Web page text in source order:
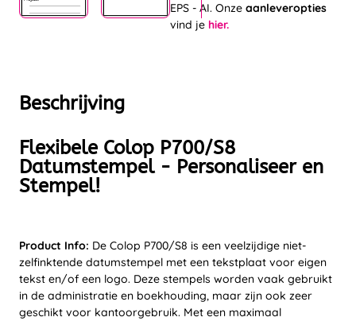
Beschrijving
Flexibele Colop P700/S8
Datumstempel - Personaliseer en
Stempel!
Product Info: De Colop P700/S8 is een veelzijdige niet-
zelfinktende datumstempel met een tekstplaat voor eigen
tekst en/of een logo. Deze stempels worden vaak gebruikt
in de administratie en boekhouding, maar zijn ook zeer
geschikt voor kantoorgebruik. Met een maximaal
EPS - AI. Onze aanleveropties
vind je hier.